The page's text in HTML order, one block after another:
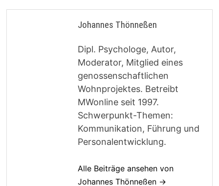
Johannes Thönneßen
Dipl. Psychologe, Autor,
Moderator, Mitglied eines
genossenschaftlichen
Wohnprojektes. Betreibt
MWonline seit 1997.
Schwerpunkt-Themen:
Kommunikation, Führung und
Personalentwicklung.
Alle Beiträge ansehen von
Johannes Thönneßen →